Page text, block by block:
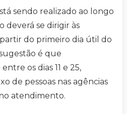
sendo realizado ao longo
deverá se dirigir às
do primeiro dia útil do
é que
os dias 11 e 25,
de pessoas nas agências
atendimento.